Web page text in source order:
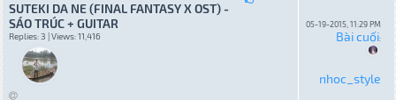
SUTEKI DA NE (FINAL FANTASY X OST) -
SÁO TRÚC + GUITAR
Replies: 3 | Views: 11,416
05-19-2015, 11:29 PM
Bài cuối:
nhoc_style